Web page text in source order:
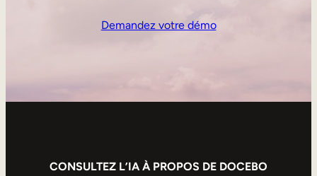
Demandez votre démo
CONSULTEZ L’IA À PROPOS DE DOCEBO